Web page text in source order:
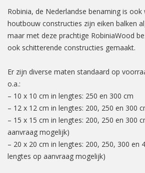
Robinia, de Nederlandse benaming is ook
houtbouw constructies zijn eiken balken
maar met deze prachtige RobiniaWood
ook schitterende constructies gemaakt.
Er zijn diverse maten standaard op
o.a.:
– 10 x 10 cm in lengtes: 250 en 300 cm
– 12 x 12 cm in lengtes: 200, 250 en 300
– 15 x 15 cm in lengtes: 200, 250 en 300
aanvraag mogelijk)
– 20 x 20 cm in lengtes: 200, 250, 300 en
lengtes op aanvraag mogelijk)